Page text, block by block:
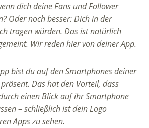
dich deine Fans und Follower
Oder noch besser: Dich in der
tragen würden. Das ist natürlich
Wir reden hier von deiner App.
bist du auf den Smartphones deiner
Das hat den Vorteil, dass
einen Blick auf ihr Smartphone
– schließlich ist dein Logo
Apps zu sehen.